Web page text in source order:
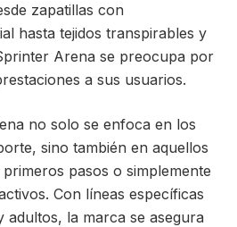
zapatillas con
hasta tejidos transpirables y
Arena se preocupa por
a sus usuarios.
no solo se enfoca en los
sino también en aquellos
pasos o simplemente
Con líneas específicas
adultos, la marca se asegura